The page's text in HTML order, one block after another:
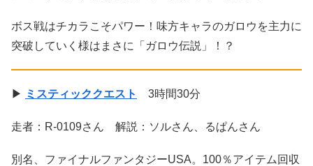
ボス戦はチカラこそパワー！味方キャラのガロウを主力に
突破していく様はまさに「ガロウ伝説」！？
▶ ミスティッククエスト 3時間30分
走者：R-0109さん 解説：ソルさん、るぱんさん
別名、ファイナルファンタジーUSA。100％アイテム回収